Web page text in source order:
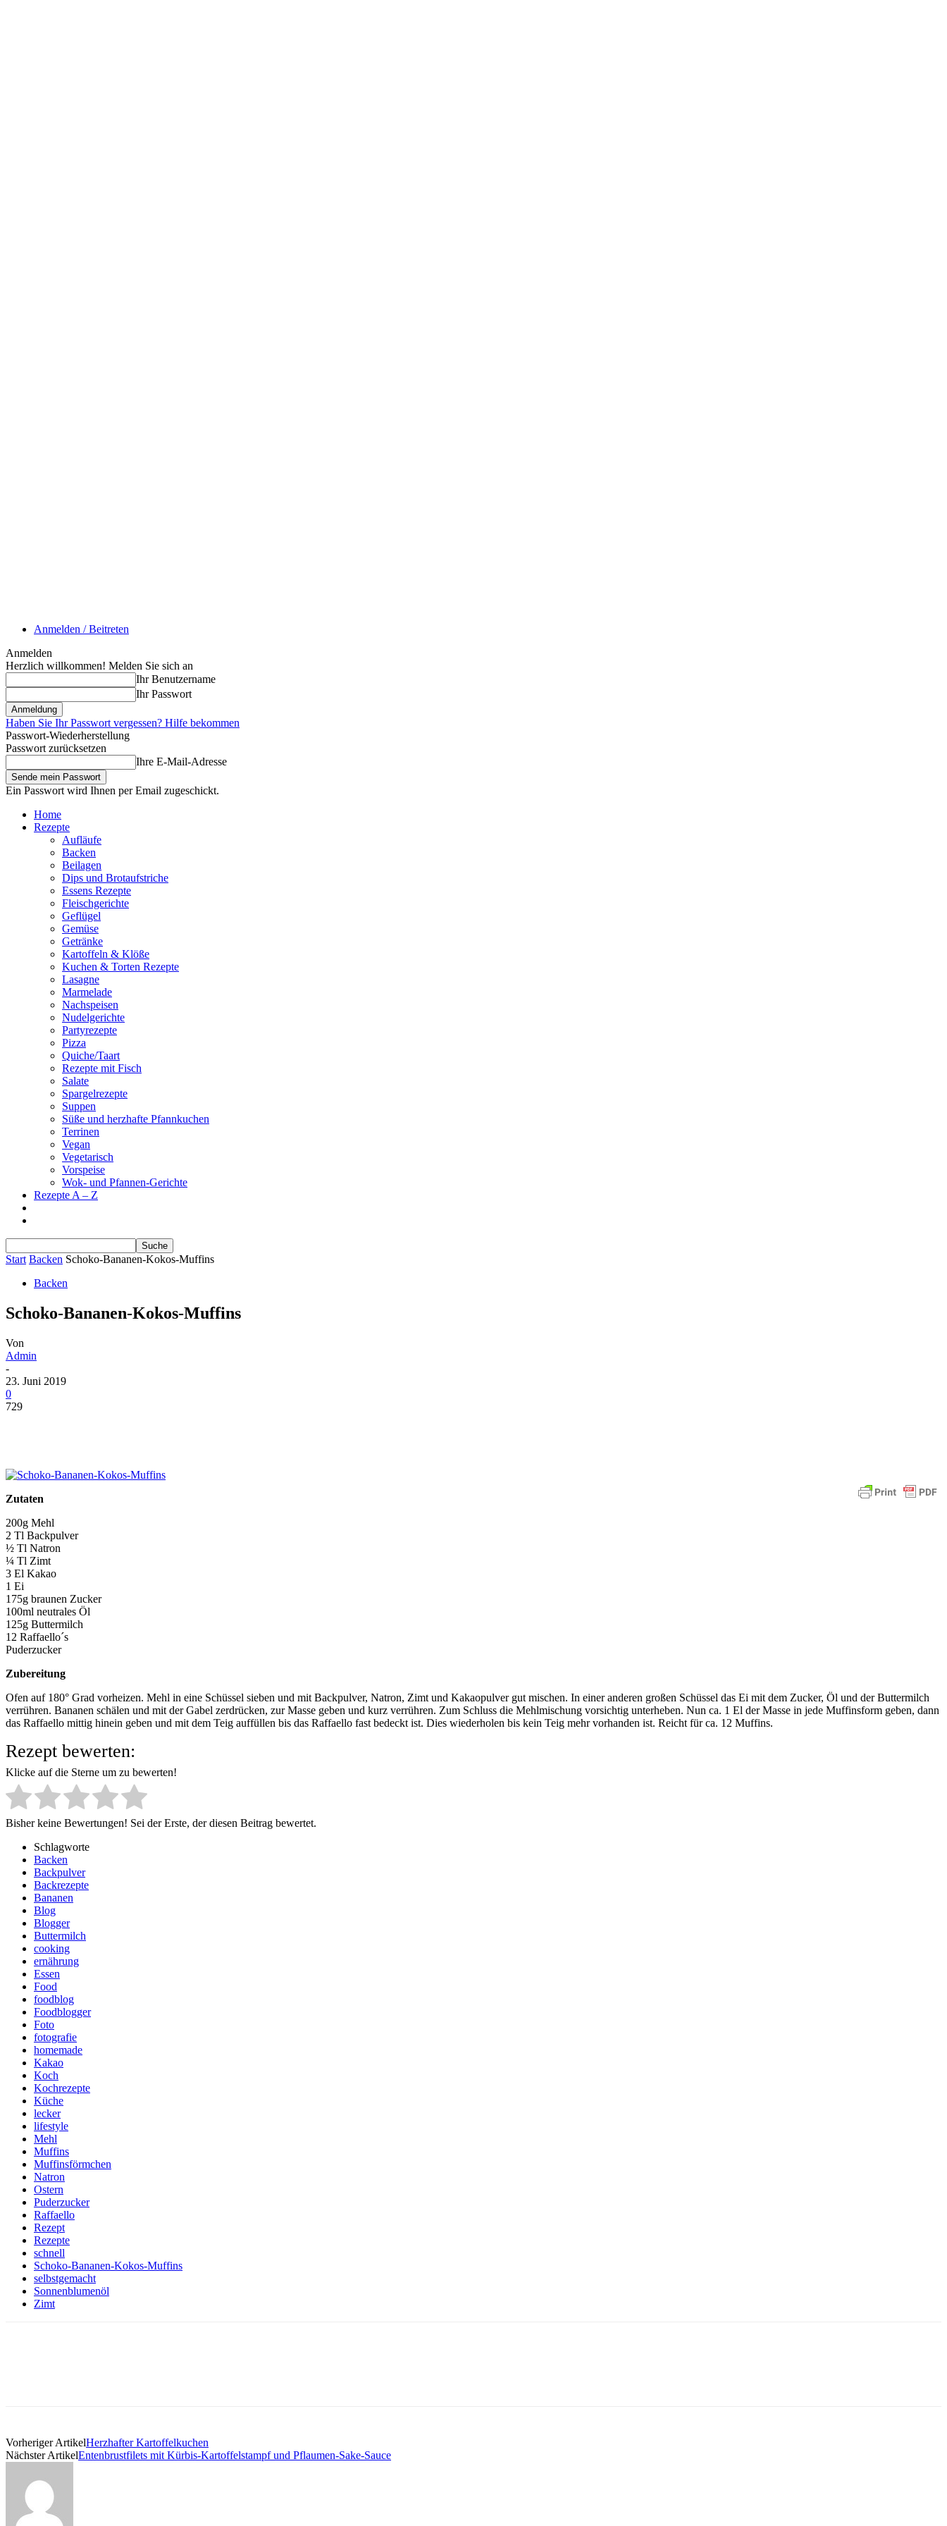
Anmelden / Beitreten
Anmelden
Herzlich willkommen! Melden Sie sich an
Ihr Benutzername
Ihr Passwort
Haben Sie Ihr Passwort vergessen? Hilfe bekommen
Passwort-Wiederherstellung
Passwort zurücksetzen
Ihre E-Mail-Adresse
Ein Passwort wird Ihnen per Email zugeschickt.
Home
Rezepte
Aufläufe
Backen
Beilagen
Dips und Brotaufstriche
Essens Rezepte
Fleischgerichte
Geflügel
Gemüse
Getränke
Kartoffeln & Klöße
Kuchen & Torten Rezepte
Lasagne
Marmelade
Nachspeisen
Nudelgerichte
Partyrezepte
Pizza
Quiche/Taart
Rezepte mit Fisch
Salate
Spargelrezepte
Suppen
Süße und herzhafte Pfannkuchen
Terrinen
Vegan
Vegetarisch
Vorspeise
Wok- und Pfannen-Gerichte
Rezepte A – Z
Start Backen Schoko-Bananen-Kokos-Muffins
Backen
Schoko-Bananen-Kokos-Muffins
Von
Admin
-
23. Juni 2019
0
729
Zutaten
200g Mehl
2 Tl Backpulver
½ Tl Natron
¼ Tl Zimt
3 El Kakao
1 Ei
175g braunen Zucker
100ml neutrales Öl
125g Buttermilch
12 Raffaello´s
Puderzucker
Zubereitung
Ofen auf 180° Grad vorheizen. Mehl in eine Schüssel sieben und mit Backpulver, Natron, Zimt und Kakaopulver gut mischen. In einer anderen großen Schüssel das Ei mit dem Zucker, Öl und der Buttermilch
verrühren. Bananen schälen und mit der Gabel zerdrücken, zur Masse geben und kurz verrühren. Zum Schluss die Mehlmischung vorsichtig unterheben. Nun ca. 1 El der Masse in jede Muffinsform geben, dann
das Raffaello mittig hinein geben und mit dem Teig auffüllen bis das Raffaello fast bedeckt ist. Dies wiederholen bis kein Teig mehr vorhanden ist. Reicht für ca. 12 Muffins.
Rezept bewerten:
Klicke auf die Sterne um zu bewerten!
Bisher keine Bewertungen! Sei der Erste, der diesen Beitrag bewertet.
Schlagworte
Backen
Backpulver
Backrezepte
Bananen
Blog
Blogger
Buttermilch
cooking
ernährung
Essen
Food
foodblog
Foodblogger
Foto
fotografie
homemade
Kakao
Koch
Kochrezepte
Küche
lecker
lifestyle
Mehl
Muffins
Muffinsförmchen
Natron
Ostern
Puderzucker
Raffaello
Rezept
Rezepte
schnell
Schoko-Bananen-Kokos-Muffins
selbstgemacht
Sonnenblumenöl
Zimt
Vorheriger ArtikelHerzhafter Kartoffelkuchen
Nächster ArtikelEntenbrustfilets mit Kürbis-Kartoffelstampf und Pflaumen-Sake-Sauce